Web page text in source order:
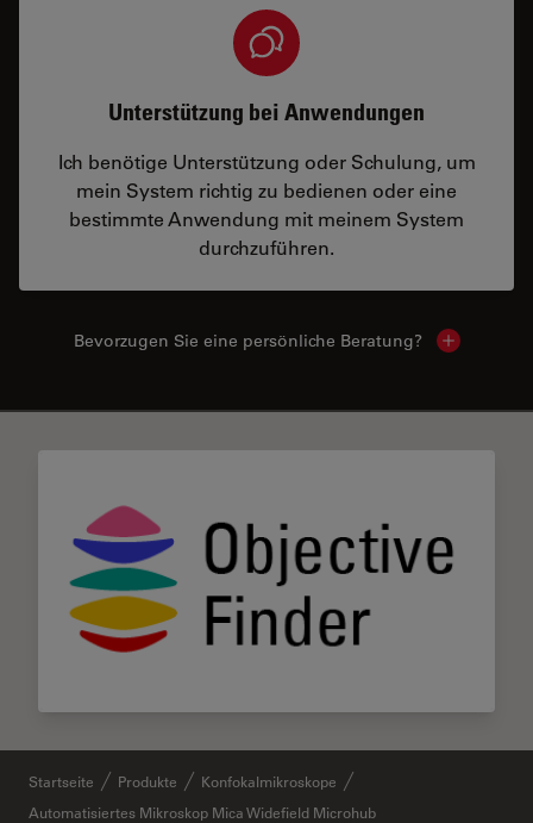
Unterstützung bei Anwendungen
Ich benötige Unterstützung oder Schulung, um
mein System richtig zu bedienen oder eine
bestimmte Anwendung mit meinem System
durchzuführen.
Bevorzugen Sie eine persönliche Beratung? Show
Startseite Produkte
Konfokalmikroskope
Automatisiertes Mikroskop Mica Widefield Microhub